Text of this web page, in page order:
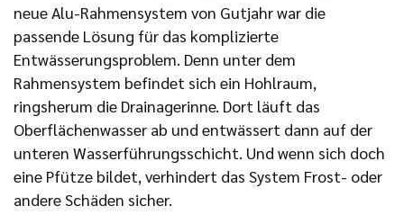
neue Alu-Rahmensystem von Gutjahr war die
passende Lösung für das komplizierte
Entwässerungsproblem. Denn unter dem
Rahmensystem befindet sich ein Hohlraum,
ringsherum die Drainagerinne. Dort läuft das
Oberflächenwasser ab und entwässert dann auf der
unteren Wasserführungsschicht. Und wenn sich doch
eine Pfütze bildet, verhindert das System Frost- oder
andere Schäden sicher.